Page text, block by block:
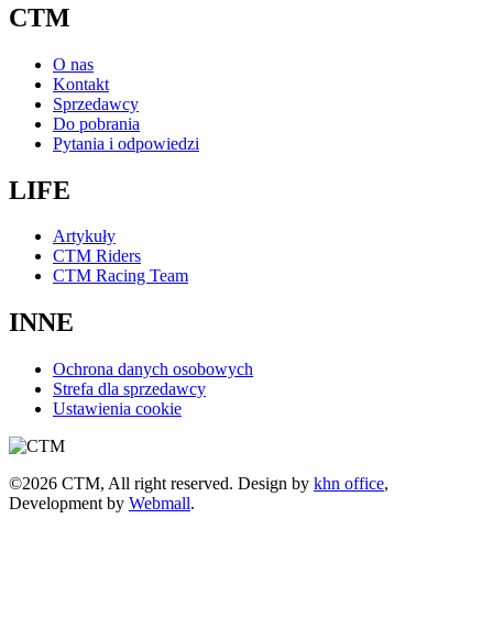
CTM
O nas
Kontakt
Sprzedawcy
Do pobrania
Pytania i odpowiedzi
LIFE
Artykuły
CTM Riders
CTM Racing Team
INNE
Ochrona danych osobowych
Strefa dla sprzedawcy
Ustawienia cookie
©2026 CTM, All right reserved. Design by khn office,
Development by Webmall.